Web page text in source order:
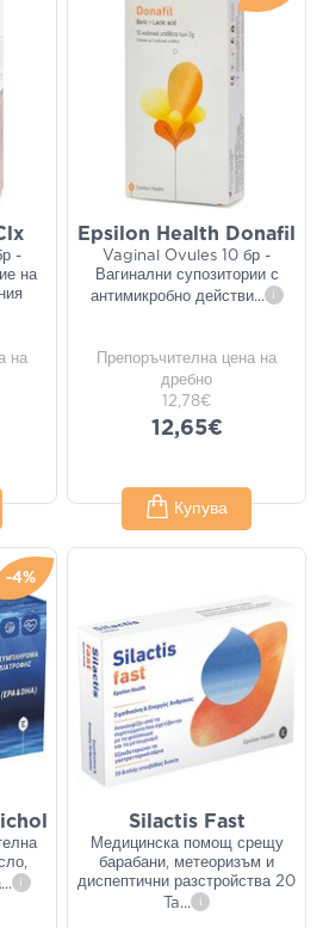
-
на
на
Epsilon Health Donafil
Vaginal Ovules 10 бр -
Вагинални супозитории с
антимикробно действи... i
Препоръчителна цена на
дребно
12,78€
12,65€
Купува
-4%
... i
Silactis Fast
Медицинска помощ срещу
барабани, метеоризъм и
диспептични разстройства 20
Ta... i